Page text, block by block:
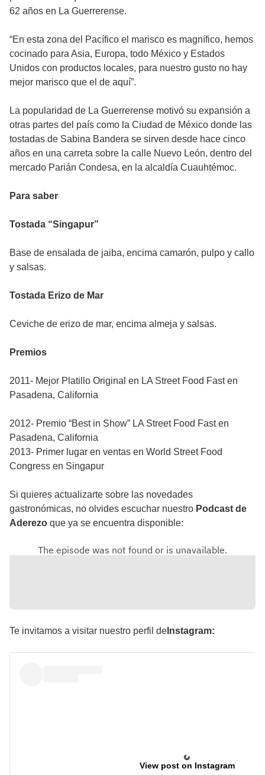
62 años en La Guerrerense.
“En esta zona del Pacífico el marisco es magnífico, hemos
cocinado para Asia, Europa, todo México y Estados
Unidos con productos locales, para nuestro gusto no hay
mejor marisco que el de aquí”.
La popularidad de La Guerrerense motivó su expansión a
otras partes del país como la Ciudad de México donde las
tostadas de Sabina Bandera se sirven desde hace cinco
años en una carreta sobre la calle Nuevo León, dentro del
mercado Parián Condesa, en la alcaldía Cuauhtémoc.
Para saber
Tostada “Singapur”
Base de ensalada de jaiba, encima camarón, pulpo y callo
y salsas.
Tostada Erizo de Mar
Ceviche de erizo de mar, encima almeja y salsas.
Premios
2011- Mejor Platillo Original en LA Street Food Fast en
Pasadena, California
2012- Premio “Best in Show” LA Street Food Fast en
Pasadena, California
2013- Primer lugar en ventas en World Street Food
Congress en Singapur
Si quieres actualizarte sobre las novedades
gastronómicas, no olvides escuchar nuestro Podcast de
Aderezo que ya se encuentra disponible:
Te invitamos a visitar nuestro perfil de Instagram:
View post on Instagram